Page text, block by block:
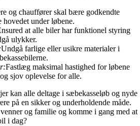
og chauffører skal bære godkendte
under løbene.
at alle biler har funktionel styring
ulykker.
Undgå farlige eller usikre materialer i
Fastlæg maksimal hastighed for løbene
sjov oplevelse for alle.
kan alle deltage i sæbekasseløb og nyde
på en sikker og underholdende måde.
og familie og komme i gang med at
i dag?